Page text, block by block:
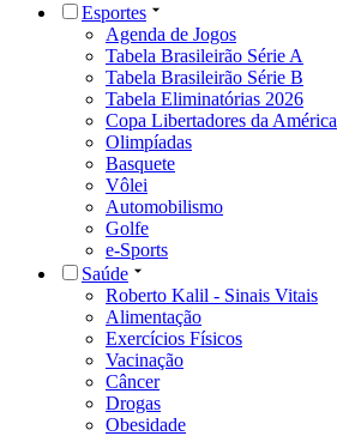
Esportes
Agenda de Jogos
Tabela Brasileirão Série A
Tabela Brasileirão Série B
Tabela Eliminatórias 2026
Copa Libertadores da América
Olimpíadas
Basquete
Vôlei
Automobilismo
Golfe
e-Sports
Saúde
Roberto Kalil - Sinais Vitais
Alimentação
Exercícios Físicos
Vacinação
Câncer
Drogas
Obesidade